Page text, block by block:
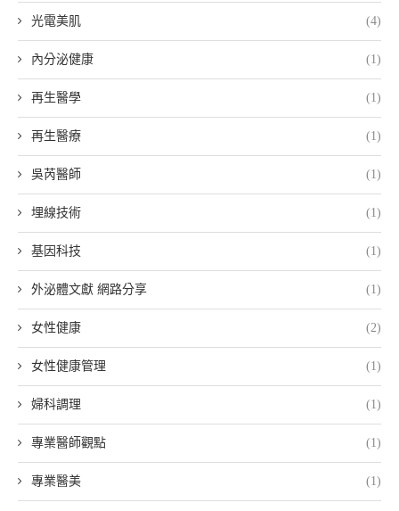
光電美肌 (4)
內分泌健康 (1)
再生醫學 (1)
再生醫療 (1)
吳芮醫師 (1)
埋線技術 (1)
基因科技 (1)
外泌體文獻 網路分享 (1)
女性健康 (2)
女性健康管理 (1)
婦科調理 (1)
專業醫師觀點 (1)
專業醫美 (1)